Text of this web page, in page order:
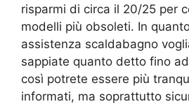
risparmi di circa il 20/25 per
modelli più obsoleti. In
assistenza scaldabagno
sappiate quanto detto fino
così potrete essere più
informati, ma soprattutto